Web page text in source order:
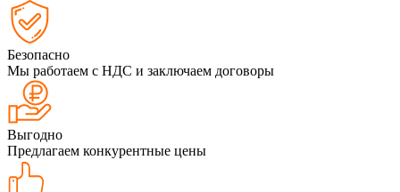
Безопасно
Мы работаем с НДС и заключаем договоры
Выгодно
Предлагаем конкурентные цены